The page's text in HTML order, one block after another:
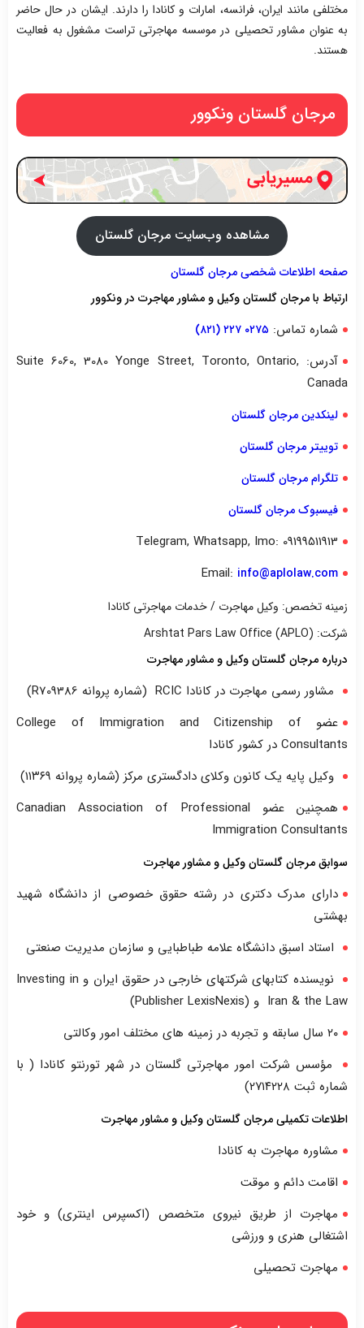
مختلفی مانند ایران، فرانسه، امارات و کانادا را دارند. ایشان در حال حاضر
به عنوان مشاور تحصیلی در موسسه مهاجرتی تراست مشغول به فعالیت
هستند.
مرجان گلستان ونکوور
مشاهده وب‌سایت مرجان گلستان
صفحه اطلاعات شخصی مرجان گلستان
ارتباط با مرجان گلستان وکیل و مشاور مهاجرت در ونکوور
شماره تماس:۰۲۷۵ ۲۲۷ (۸۲۱)
آدرس: Suite 6060, 3080 Yonge Street, Toronto, Ontario,
Canada
لینکدین مرجان گلستان
توییتر مرجان گلستان
تلگرام مرجان گلستان
فیسبوک مرجان گلستان
Telegram, Whatsapp, Imo: 09199511913
Email:info@aplolaw.com
زمینه تخصص: وکیل مهاجرت / خدمات مهاجرتی کانادا
شرکت: Arshtat Pars Law Office (APLO)
درباره مرجان گلستان وکیل و مشاور مهاجرت
مشاور رسمی مهاجرت در کانادا RCIC (شماره پروانه R709386)
عضو College of Immigration and Citizenship of
Consultants در کشور کانادا
وکیل پایه یک کانون وکلای دادگستری مرکز (شماره پروانه ۱۱۳۶۹)
همچنین عضو Canadian Association of Professional
Immigration Consultants
سوابق مرجان گلستان وکیل و مشاور مهاجرت
دارای مدرک دکتری در رشته حقوق خصوصی از دانشگاه شهید
بهشتی
استاد اسبق دانشگاه علامه طباطبایی و سازمان مدیریت صنعتی
نویسنده کتابهای شرکتهای خارجی در حقوق ایران و Investing in
Iran & the Law و (Publisher LexisNexis)
۲۰ سال سابقه و تجربه در زمینه های مختلف امور وکالتی
مؤسس شرکت امور مهاجرتی گلستان در شهر تورنتو کانادا ( با
شماره ثبت ۲۷۱۴۲۲۸)
اطلاعات تکمیلی مرجان گلستان وکیل و مشاور مهاجرت
مشاوره مهاجرت به کانادا
اقامت دائم و موقت
مهاجرت از طریق نیروی متخصص (اکسپرس اینتری) و خود
اشتغالی هنری و ورزشی
مهاجرت تحصیلی